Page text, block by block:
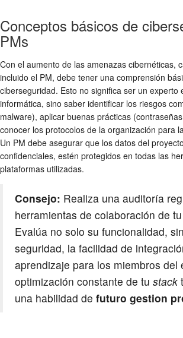
Conceptos básicos de
PMs
Con el aumento de las amenazas cibernéticas,
incluido el PM, debe tener una comprensión
ciberseguridad. Esto no significa ser un experto
informática, sino saber identificar los riesgos
malware), aplicar buenas prácticas
conocer los protocolos de la organización para
Un PM debe asegurar que los datos del
confidenciales, estén protegidos en todas las
plataformas utilizadas.
Consejo: Realiza una auditoría
herramientas de colaboración de
Evalúa no solo su funcionalidad,
seguridad, la facilidad de
aprendizaje para los miembros del
optimización constante de tu stack
una habilidad de futuro gestion